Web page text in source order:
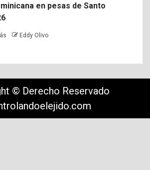
en pesas de Santo
Eddy Olivo
© Derecho Reservado